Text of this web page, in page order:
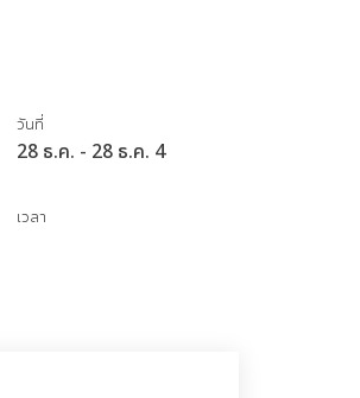
วันที่
28 ธ.ค. - 28 ธ.ค. 4
เวลา